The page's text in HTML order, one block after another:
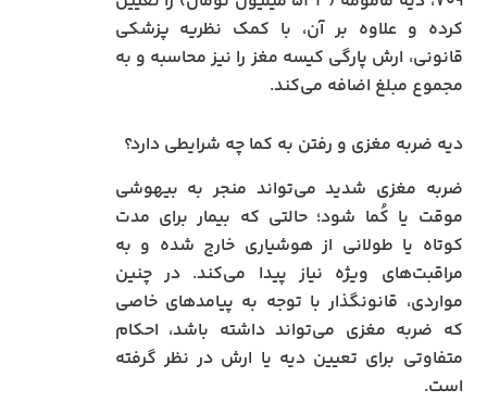
کرده و علاوه بر آن، با کمک نظریه پزشکی
قانونی، ارش پارگی کیسه مغز را نیز محاسبه و به
مجموع مبلغ اضافه می‌کند.
دیه ضربه مغزی و رفتن به کما چه شرایطی دارد؟
ضربه مغزی شدید می‌تواند منجر به بیهوشی
موقت یا کُما شود؛ حالتی که بیمار برای مدت
کوتاه یا طولانی از هوشیاری خارج شده و به
مراقبت‌های ویژه نیاز پیدا می‌کند. در چنین
مواردی، قانونگذار با توجه به پیامدهای خاصی
که ضربه مغزی می‌تواند داشته باشد، احکام
متفاوتی برای تعیین دیه یا ارش در نظر گرفته
است.